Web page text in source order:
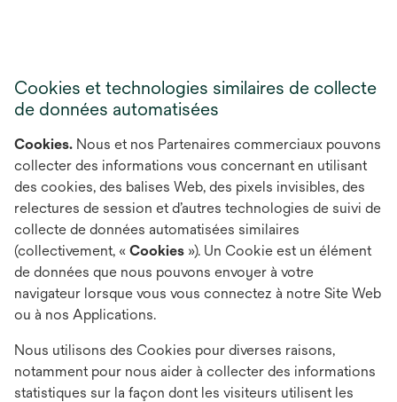
Cookies et technologies similaires de collecte
de données automatisées
Cookies. Nous et nos Partenaires commerciaux pouvons
collecter des informations vous concernant en utilisant
des cookies, des balises Web, des pixels invisibles, des
relectures de session et d’autres technologies de suivi de
collecte de données automatisées similaires
(collectivement, « Cookies »). Un Cookie est un élément
de données que nous pouvons envoyer à votre
navigateur lorsque vous vous connectez à notre Site Web
ou à nos Applications.
Nous utilisons des Cookies pour diverses raisons,
notamment pour nous aider à collecter des informations
statistiques sur la façon dont les visiteurs utilisent les